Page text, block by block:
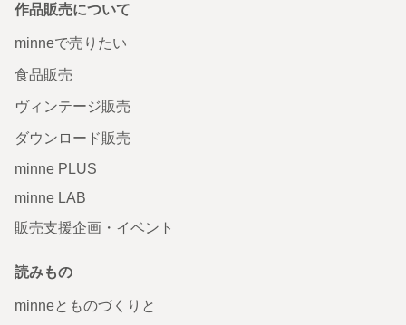
作品販売について
minneで売りたい
食品販売
ヴィンテージ販売
ダウンロード販売
minne PLUS
minne LAB
販売支援企画・イベント
読みもの
minneとものづくりと